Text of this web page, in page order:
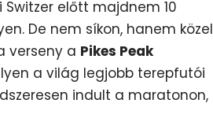
Switzer előtt majdnem 10
De nem síkon, hanem közel
verseny a Pikes Peak
a világ legjobb terepfutói
indult a maratonon,